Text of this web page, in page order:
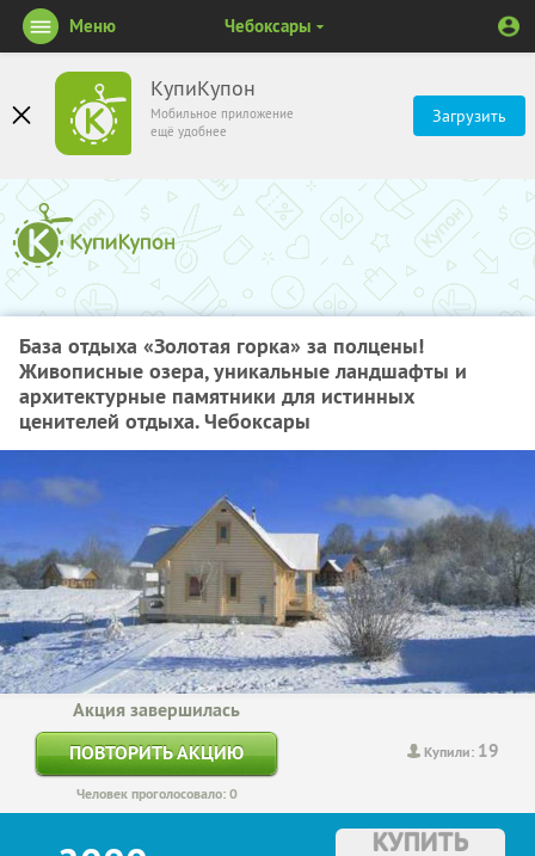
КупиКупон
Мобильное приложение
ещё удобнее
Загрузить
Меню Чебоксары
База отдыха «Золотая горка» за полцены!
Живописные озера, уникальные ландшафты и
архитектурные памятники для истинных
ценителей отдыха. Чебоксары
Купили: 19
Акция завершилась
ПОВТОРИТЬ АКЦИЮ
Человек проголосовало: 0
КУПИТЬ